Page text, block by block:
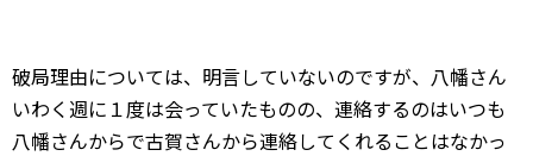
破局理由については、明言していないのですが、八幡さん
いわく週に１度は会っていたものの、連絡するのはいつも
八幡さんからで古賀さんから連絡してくれることはなかっ